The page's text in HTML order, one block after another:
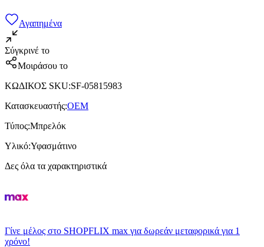
Αγαπημένα
Σύγκρινέ το
Μοιράσου το
ΚΩΔΙΚΟΣ SKU:SF-05815983
Κατασκευαστής:OEM
Τύπος:Μπρελόκ
Υλικό:Υφασμάτινο
Δες όλα τα χαρακτηριστικά
Γίνε μέλος στο SHOPFLIX max για δωρεάν μεταφορικά για 1
χρόνο!